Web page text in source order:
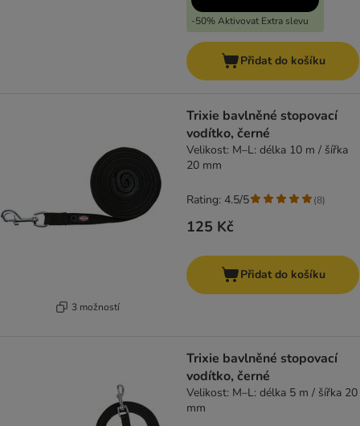
-50% Aktivovat Extra slevu
Přidat do košíku
3 možností
Trixie bavlněné stopovací
vodítko, černé
Velikost: M–L: délka 10 m / šířka
20 mm
125 Kč
Rating: 4.5/5 (8)
Přidat do košíku
Trixie bavlněné stopovací
vodítko, černé
Velikost: M–L: délka 5 m / šířka 20
mm